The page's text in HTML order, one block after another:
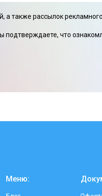
также рассылок
подтверждаете, что
Меню: